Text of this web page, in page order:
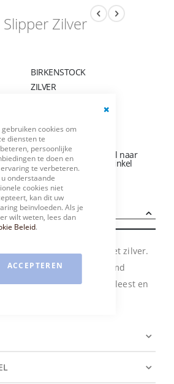
gebruiken cookies om
diensten te
persoonlijke
te doen en
te verbeteren.
onderstaande
cookies niet
kan dit uw
beïnvloeden. Als je
wilt weten, lees dan
Beleid.
ACCEPTEREN
Zilver
BIRKENSTOCK
ZILVER
dit product?
- 412 135of stuur een e-mail naar
of bezoek onze winkel
routebeschrijving).
slipper model Florida in het zilver.
anatomisch voorgevormd
is van kurk. Dit is smalle leest en
voet.